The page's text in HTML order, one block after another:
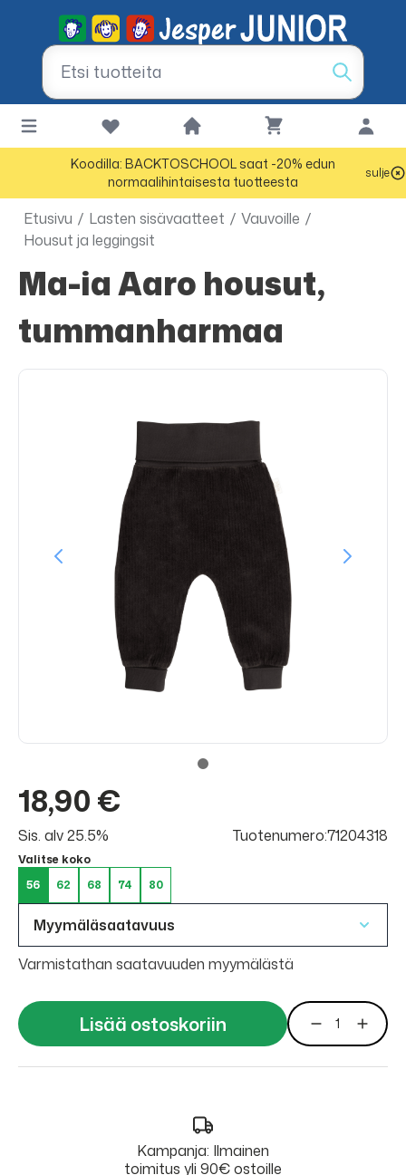
Koodilla: BACKTOSCHOOL saat -20% edun
normaalihintaisesta tuotteesta
sulje
Etusivu / Lasten sisävaatteet / Vauvoille /
Housut ja leggingsit
Ma-ia Aaro housut,
tummanharmaa
18,90 €
Sis. alv 25.5% Tuotenumero:71204318
Valitse koko
56
62 68 74 80
Myymäläsaatavuus
Varmistathan saatavuuden myymälästä
Lisää ostoskoriin
Kampanja: Ilmainen
toimitus yli 90€ ostoille